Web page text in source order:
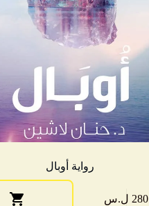
رواية أوبال
280 ل.س